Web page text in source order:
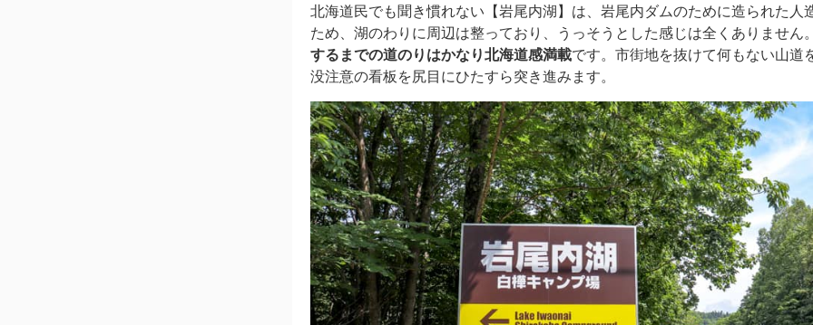
北海道民でも聞き慣れない【岩尾内湖】は、岩尾内ダムのために造られた人
ため、湖のわりに周辺は整っており、うっそうとした感じは全くありません
するまでの道のりはかなり北海道感満載です。市街地を抜けて何もない山道
没注意の看板を尻目にひたすら突き進みます。